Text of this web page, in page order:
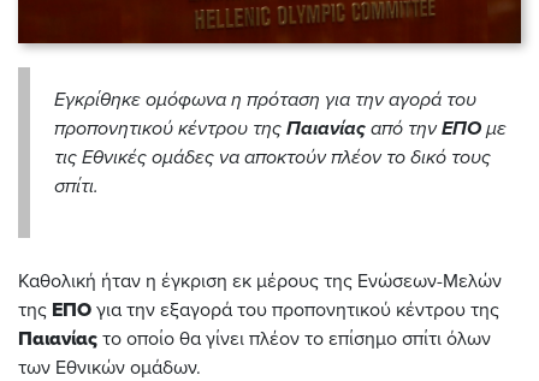
Εγκρίθηκε ομόφωνα η πρόταση για την αγορά του
προπονητικού κέντρου της Παιανίας από τηνΕΠΟ με
τις Εθνικές ομάδες να αποκτούν πλέον το δικό τους
σπίτι.
Καθολική ήταν η έγκριση εκ μέρους της Ενώσεων-Μελών
της ΕΠΟ για την εξαγορά του προπονητικού κέντρου της
Παιανίας το οποίο θα γίνει πλέον το επίσημο σπίτι όλων
των Εθνικών ομάδων.